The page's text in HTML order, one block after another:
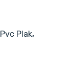
Pvc Plak,